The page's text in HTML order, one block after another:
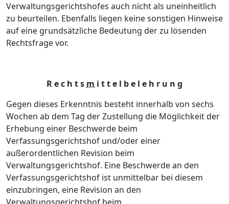
Verwaltungsgerichtshofes auch nicht als uneinheitlich
zu beurteilen. Ebenfalls liegen keine sonstigen Hinweise
auf eine grundsätzliche Bedeutung der zu lösenden
Rechtsfrage vor.
R e c h t s m i t t e l b e l e h r u n g
Gegen dieses Erkenntnis besteht innerhalb von sechs
Wochen ab dem Tag der Zustellung die Möglichkeit der
Erhebung einer Beschwerde beim
Verfassungsgerichtshof und/oder einer
außerordentlichen Revision beim
Verwaltungsgerichtshof. Eine Beschwerde an den
Verfassungsgerichtshof ist unmittelbar bei diesem
einzubringen, eine Revision an den